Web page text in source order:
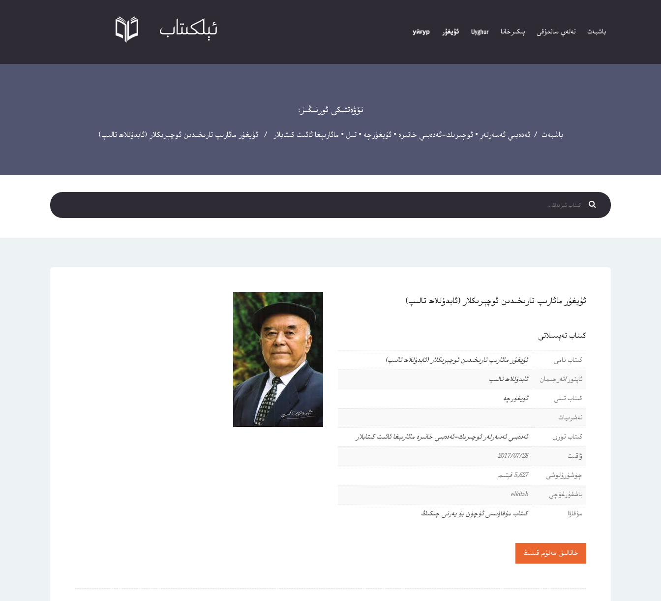
باشبەت تەلەي ساندۇقى پىكىرخانا
نۆۋەتتىكى ئورنىڭىز:
باشبەت /ئەدەبىي ئەسەرلەر •ئوچىرىك-ئەدەبىي خاتىرە •ئۇيغۇرچە •تىل • مائارىپغا ئائىت كىتابلار / ئۇيغۇر مائارىپ تارىخىدىن ئوچېرىكلار (ئابدۇللاھ تالىپ)
ئۇيغۇر مائارىپ تارىخىدىن ئوچېرىكلار (ئابدۇللاھ تالىپ)
كىتاب تەپسىلاتى
كىتاب نامى
ئۇيغۇر مائارىپ تارىخىدىن ئوچېرىكلار (ئابدۇللاھ تالىپ)
ئاپتور/تەرجىمان
ئابدۇللاھ تالىپ
كىتاب تىلى
ئۇيغۇرچە
نەشرىيات
كىتاب تۈرى
ئەدەبىي ئەسەرلەر ئوچىرىك-ئەدەبىي خاتىرە مائارىپغا ئائىت كىتابلار
ۋاقىت
2017/07/28
چۈشۈرۈلۈشى
5,627 قېتىم
باشقۇرغۇچى
elkitab
مۇقاۋا
كىتاب مۇقاۋىسى ئۈچۈن بۇ يەرنى چىكىڭ
خاتالىق مەلۇم قىلىڭ